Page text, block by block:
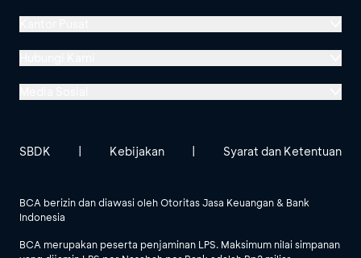
Menara BCA, Grand Indonesia
Jl. MH Thamrin No. 1
Lihat Semua Media Sosial
BCA berizin dan diawasi oleh Otoritas Jasa Keuangan & Bank
Indonesia
BCA merupakan peserta penjaminan LPS. Maksimum nilai simpanan
SBDK | Kebijakan | Syarat dan Ketentuan